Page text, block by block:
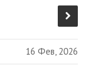
16 Фев, 2026